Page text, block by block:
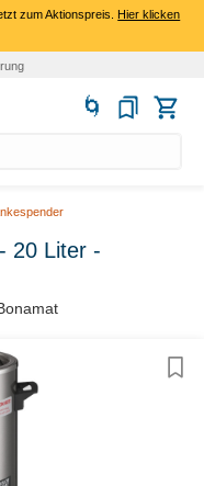
zum Aktionspreis.Hier klicken
20 Liter -